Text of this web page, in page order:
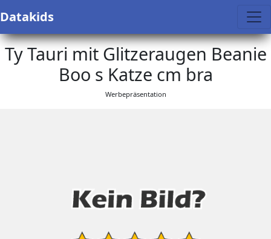
Datakids
Ty Tauri mit Glitzeraugen Beanie
Boo s Katze cm bra
Werbepräsentation